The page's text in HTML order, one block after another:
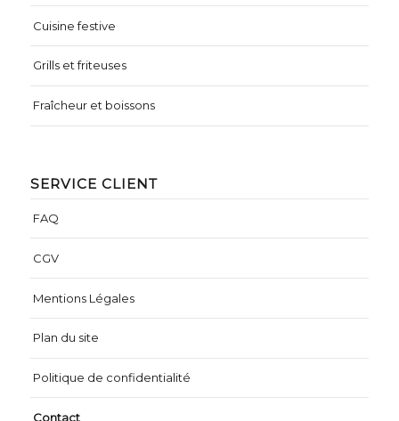
Cuisine festive
Grills et friteuses
Fraîcheur et boissons
SERVICE CLIENT
FAQ
CGV
Mentions Légales
Plan du site
Politique de confidentialité
Contact